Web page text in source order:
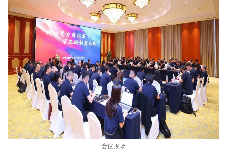
会议现场